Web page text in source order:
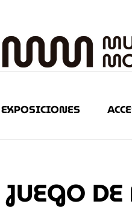
EXPOSICIONES
JUEGO